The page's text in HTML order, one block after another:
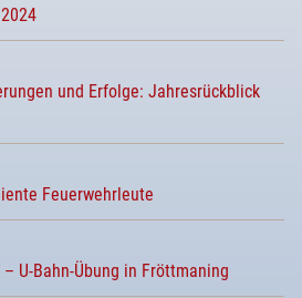
und Erfolge: Jahresrückblick
Feuerwehrleute
U-Bahn-Übung in Fröttmaning